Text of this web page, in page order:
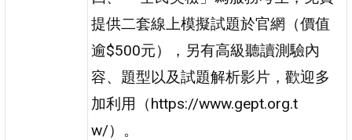
提供二套線上模擬試題於官網（價值
逾$500元），另有高級聽讀測驗內
容、題型以及試題解析影片，歡迎多
加利用（https://www.gept.org.t
w/）。